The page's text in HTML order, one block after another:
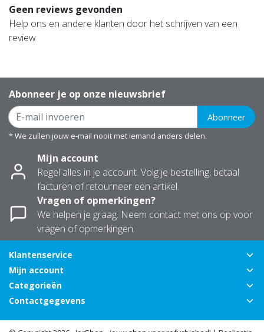
Geen reviews gevonden
Help ons en andere klanten door het schrijven van een
review
Abonneer je op onze nieuwsbrief
Abonneer
* We zullen jouw e-mail nooit met iemand anders delen.
Mijn account
Regel alles in je account. Volg je bestelling, betaal
facturen of retourneer een artikel.
Vragen of opmerkingen?
We helpen je graag. Neem contact met ons op voor
vragen of opmerkingen.
Klantenservice
Mijn account
Categorieën
Contactgegevens